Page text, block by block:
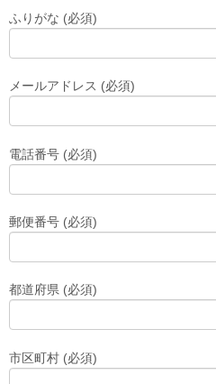
ふりがな (必須)
メールアドレス (必須)
電話番号 (必須)
郵便番号 (必須)
都道府県 (必須)
市区町村 (必須)